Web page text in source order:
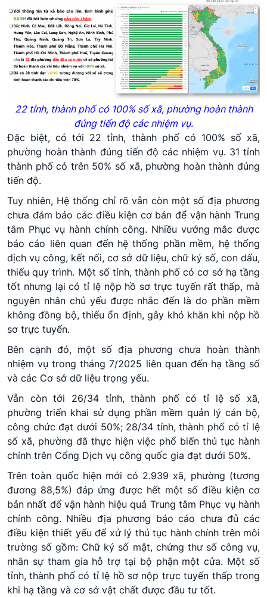
22 tỉnh, thành phố có 100% số xã, phường hoàn thành
đúng tiến độ các nhiệm vụ.
Đặc biệt, có tới 22 tỉnh, thành phố có 100% số xã,
phường hoàn thành đúng tiến độ các nhiệm vụ. 31 tỉnh
thành phố có trên 50% số xã, phường hoàn thành đúng
tiến độ.
Tuy nhiên, Hệ thống chỉ rõ vẫn còn một số địa phương
chưa đảm bảo các điều kiện cơ bản để vận hành Trung
tâm Phục vụ hành chính công. Nhiều vướng mắc được
báo cáo liên quan đến hệ thống phần mềm, hệ thống
dịch vụ công, kết nối, cơ sở dữ liệu, chữ ký số, con dấu,
thiếu quy trình. Một số tỉnh, thành phố có cơ sở hạ tầng
tốt nhưng lại có tỉ lệ nộp hồ sơ trực tuyến rất thấp, mà
nguyên nhân chủ yếu được nhắc đến là do phần mềm
không đồng bộ, thiếu ổn định, gây khó khăn khi nộp hồ
sơ trực tuyến.
Bên cạnh đó, một số địa phương chưa hoàn thành
nhiệm vụ trong tháng 7/2025 liên quan đến hạ tầng số
và các Cơ sở dữ liệu trọng yếu.
Vẫn còn tới 26/34 tỉnh, thành phố có tỉ lệ số xã,
phường triển khai sử dụng phần mềm quản lý cán bộ,
công chức đạt dưới 50%; 28/34 tỉnh, thành phố có tỉ lệ
số xã, phường đã thực hiện việc phổ biến thủ tục hành
chính trên Cổng Dịch vụ công quốc gia đạt dưới 50%.
Trên toàn quốc hiện mới có 2.939 xã, phường (tương
đương 88,5%) đáp ứng được hết một số điều kiện cơ
bản nhất để vận hành hiệu quả Trung tâm Phục vụ hành
chính công. Nhiều địa phương báo cáo chưa đủ các
điều kiện thiết yếu để xử lý thủ tục hành chính trên môi
trường số gồm: Chữ ký số mật, chứng thư số công vụ,
nhân sự tham gia hỗ trợ tại bộ phận một cửa. Một số
tỉnh, thành phố có tỉ lệ hồ sơ nộp trực tuyến thấp trong
khi hạ tầng và cơ sở vật chất được đầu tư tốt.